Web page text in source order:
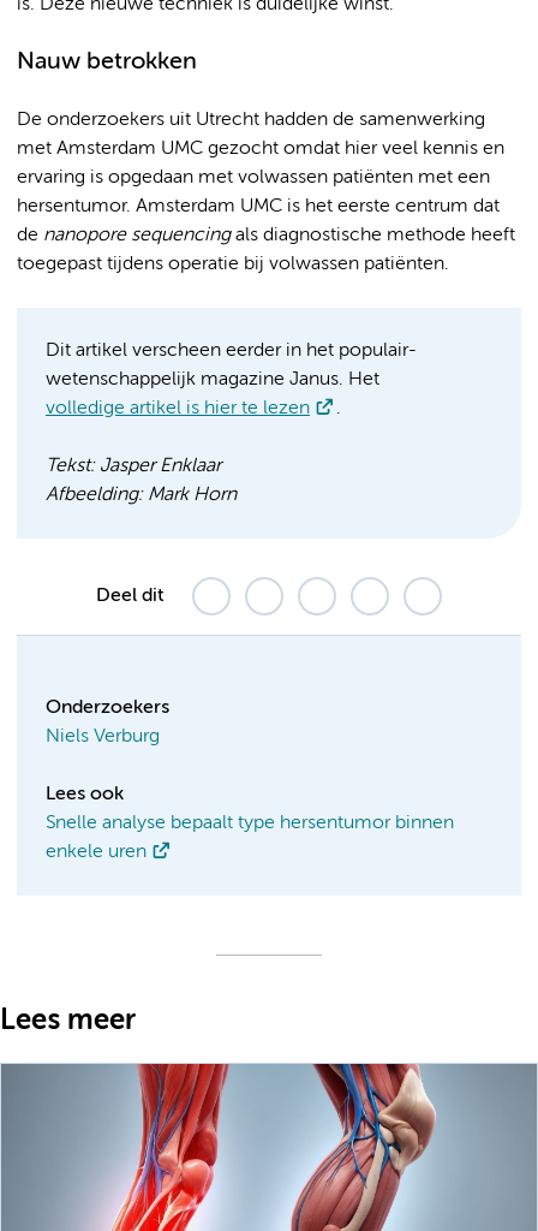
is. Deze nieuwe techniek is duidelijke winst.”
Nauw betrokken
De onderzoekers uit Utrecht hadden de samenwerking
met Amsterdam UMC gezocht omdat hier veel kennis en
ervaring is opgedaan met volwassen patiënten met een
hersentumor. Amsterdam UMC is het eerste centrum dat
de nanopore sequencingals diagnostische methode heeft
toegepast tijdens operatie bij volwassen patiënten.
Dit artikel verscheen eerder in het populair-
wetenschappelijk magazine Janus. Het
volledige artikel is hier te lezen
.
Tekst: Jasper Enklaar
Afbeelding: Mark Horn
Deel dit
Onderzoekers
Niels Verburg
Lees ook
Snelle analyse bepaalt type hersen­tumor binnen
enkele uren
Lees meer